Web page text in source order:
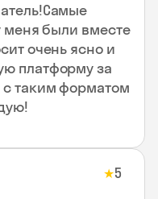
меня были вместе
очень ясно и
платформу за
таким форматом
★5